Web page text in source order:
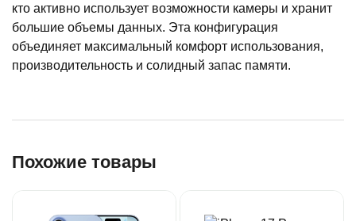
кто активно использует возможности камеры и хранит
большие объемы данных. Эта конфигурация
объединяет максимальный комфорт использования,
производительность и солидный запас памяти.
Похожие товары